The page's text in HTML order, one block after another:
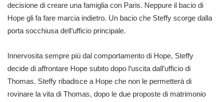
decisione di creare una famiglia con Paris. Neppure il bacio di
Hope gli fa fare marcia indietro. Un bacio che Steffy scorge dalla
porta socchiusa dell’ufficio principale.
Innervosita sempre più dal comportamento di Hope, Steffy
decide di affrontare Hope subito dopo l’uscita dall’ufficio di
Thomas. Steffy ribadisce a Hope che non le permetterà di
rovinare la vita di Thomas, dopo le due proposte di matrimonio